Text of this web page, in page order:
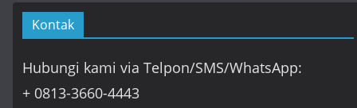
Kontak
Hubungi kami via Telpon/SMS/WhatsApp:
+ 0813-3660-4443